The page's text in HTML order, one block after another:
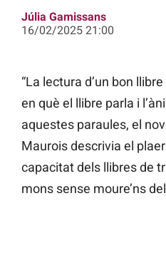
Júlia Gamissans
16/02/2025 21:00
“La lectura d’un bon
en què el llibre parla i
aquestes paraules, el
Maurois descrivia el
capacitat dels llibres de
mons sense moure’ns